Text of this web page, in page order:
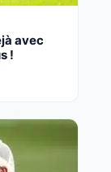
avec
!